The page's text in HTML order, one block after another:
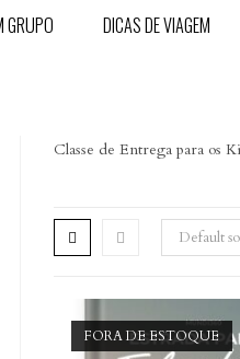
GRUPO DICAS DE VIAGEM
Classe de Entrega para os
Default
FORA DE ESTOQUE